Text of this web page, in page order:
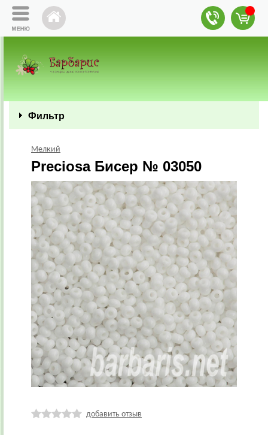
Фильтр
Мелкий
Preciosa Бисер № 03050
добавить отзыв